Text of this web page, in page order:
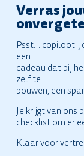
Verras
Psst… copiloot!
een
cadeau dat bij
zelf te
bouwen, een
Je krijgt van ons
checklist om er
Klaar voor